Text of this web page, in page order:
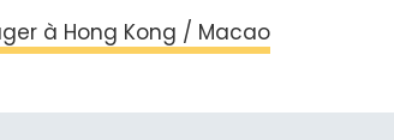
à Hong Kong / Macao